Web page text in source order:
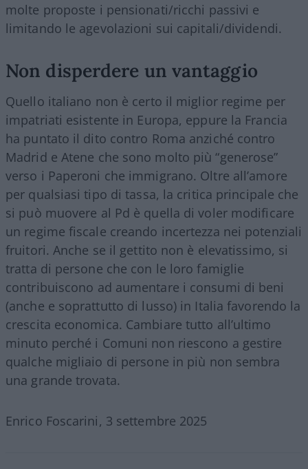
molte proposte i pensionati/ricchi passivi e
limitando le agevolazioni sui capitali/dividendi.
Non disperdere un vantaggio
Quello italiano non è certo il miglior regime per
impatriati esistente in Europa, eppure la Francia
ha puntato il dito contro Roma anziché contro
Madrid e Atene che sono molto più “generose”
verso i Paperoni che immigrano. Oltre all’amore
per qualsiasi tipo di tassa, la critica principale che
si può muovere al Pd è quella di voler modificare
un regime fiscale creando incertezza nei potenziali
fruitori. Anche se il gettito non è elevatissimo, si
tratta di persone che con le loro famiglie
contribuiscono ad aumentare i consumi di beni
(anche e soprattutto di lusso) in Italia favorendo la
crescita economica. Cambiare tutto all’ultimo
minuto perché i Comuni non riescono a gestire
qualche migliaio di persone in più non sembra
una grande trovata.
Enrico Foscarini, 3 settembre 2025